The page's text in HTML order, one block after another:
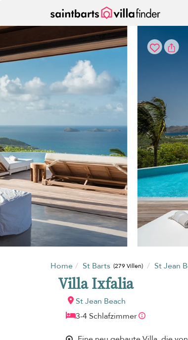
Home St Barts (279 Villen) St Jean
Villa Ixfalia
St Jean Beach
3-4 Schlafzimmer